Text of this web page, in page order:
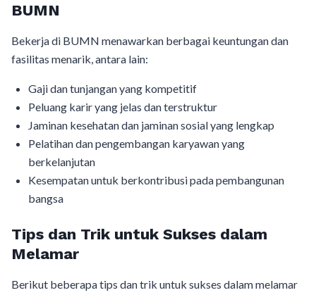
BUMN
Bekerja di BUMN menawarkan berbagai keuntungan dan
fasilitas menarik, antara lain:
Gaji dan tunjangan yang kompetitif
Peluang karir yang jelas dan terstruktur
Jaminan kesehatan dan jaminan sosial yang lengkap
Pelatihan dan pengembangan karyawan yang
berkelanjutan
Kesempatan untuk berkontribusi pada pembangunan
bangsa
Tips dan Trik untuk Sukses dalam
Melamar
Berikut beberapa tips dan trik untuk sukses dalam melamar